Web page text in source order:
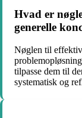
Hvad er
generelle
Nøglen til effektiv
tilpasse dem til
systematisk og